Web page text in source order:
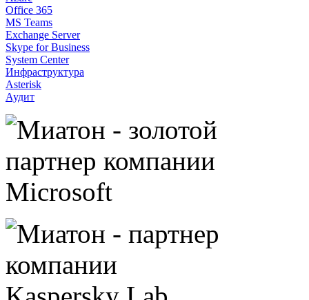
Office 365
MS Teams
Exchange Server
Skype for Business
System Center
Инфраструктура
Asterisk
Аудит